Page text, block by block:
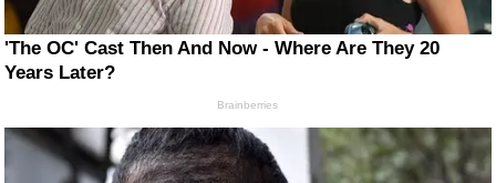
'The OC' Cast Then And Now - Where Are They 20
Years Later?
Brainberries